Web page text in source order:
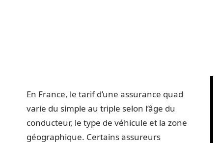
En France, le tarif d’une assurance quad
varie du simple au triple selon l’âge du
conducteur, le type de véhicule et la zone
géographique. Certains assureurs